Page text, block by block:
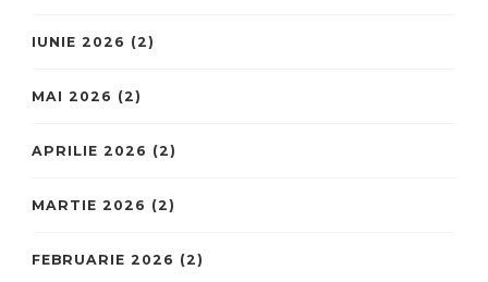
IUNIE 2026 (2)
MAI 2026 (2)
APRILIE 2026 (2)
MARTIE 2026 (2)
FEBRUARIE 2026 (2)